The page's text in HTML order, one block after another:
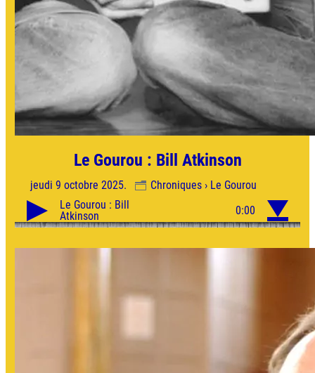
Le Gourou : Bill Atkinson
jeudi 9 octobre 2025. Chroniques › Le Gourou